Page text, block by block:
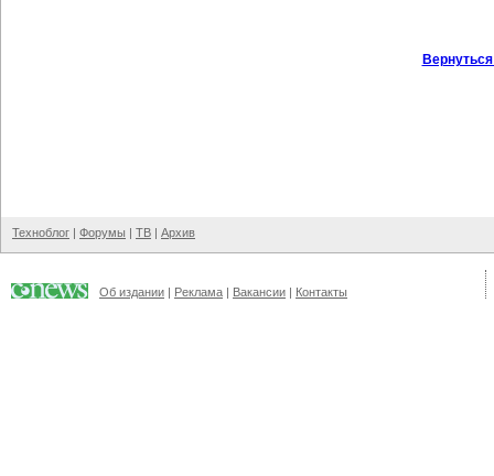
Техноблог | Форумы | ТВ | Архив
Об издании | Реклама | Вакансии | Контакты